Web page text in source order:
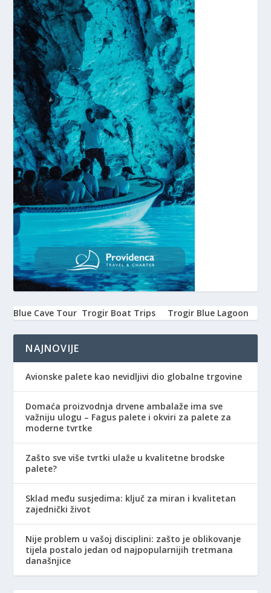
Blue Cave Tour Trogir Boat Trips Trogir Blue Lagoon
NAJNOVIJE
Avionske palete kao nevidljivi dio globalne trgovine
Domaća proizvodnja drvene ambalaže ima sve
važniju ulogu – Fagus palete i okviri za palete za
moderne tvrtke
Zašto sve više tvrtki ulaže u kvalitetne brodske
palete?
Sklad među susjedima: ključ za miran i kvalitetan
zajednički život
Nije problem u vašoj disciplini: zašto je oblikovanje
tijela postalo jedan od najpopularnijih tretmana
današnjice